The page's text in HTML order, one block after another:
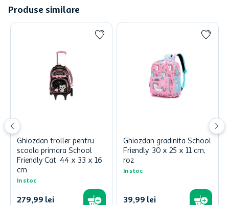
Produse similare
Ghiozdan troller pentru
scoala primara School
Friendly Cat, 44 x 33 x 16
cm
In stoc
279,99 lei
Ghiozdan gradinita School
Friendly, 30 x 25 x 11 cm,
roz
In stoc
39,99 lei